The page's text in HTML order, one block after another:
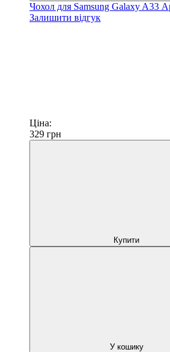
Чохол для Samsung Galaxy A33
Залишити відгук
Ціна:
329 грн
Купити
У кошику